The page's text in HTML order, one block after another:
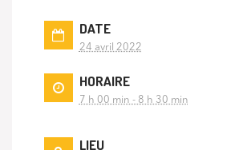
DATE
24 avril 2022
HORAIRE
7 h 00 min - 8 h 30 min
LIEU